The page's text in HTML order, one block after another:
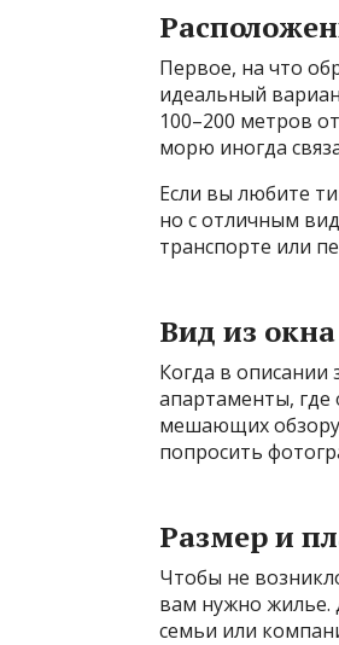
Первое, на что
идеальный
100–200 метров
морю иногда
Если вы любите
но с отличным
транспорте или
Вид из
Когда в описании
апартаменты,
мешающих
попросить
Размер и
Чтобы не
вам нужно жилье.
семьи или